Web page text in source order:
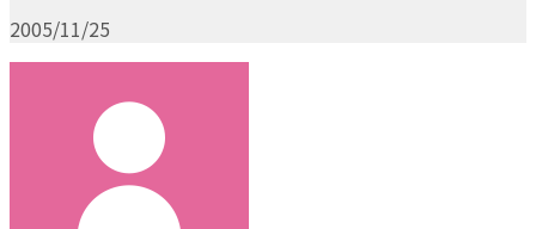
2005/11/25